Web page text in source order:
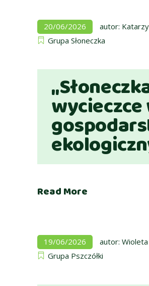
20/06/2026 autor:
Grupa Słoneczka
wycieczce
Read More
19/06/2026 autor:
Grupa Pszczółki